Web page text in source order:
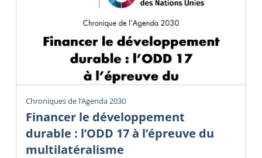
Chroniques de l’Agenda 2030
Financer le développement
durable : l’ODD 17 à l’épreuve du
multilatéralisme